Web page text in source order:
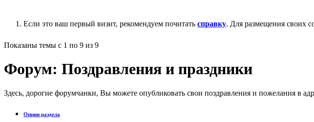
Если это ваш первый визит, рекомендуем почитать справку. Для размещения своих
Показаны темы с 1 по 9 из 9
Форум: Поздравления и праздники
Здесь, дорогие форумчанки, Вы можете опубликовать свои поздравления и пожелания в
Опции раздела